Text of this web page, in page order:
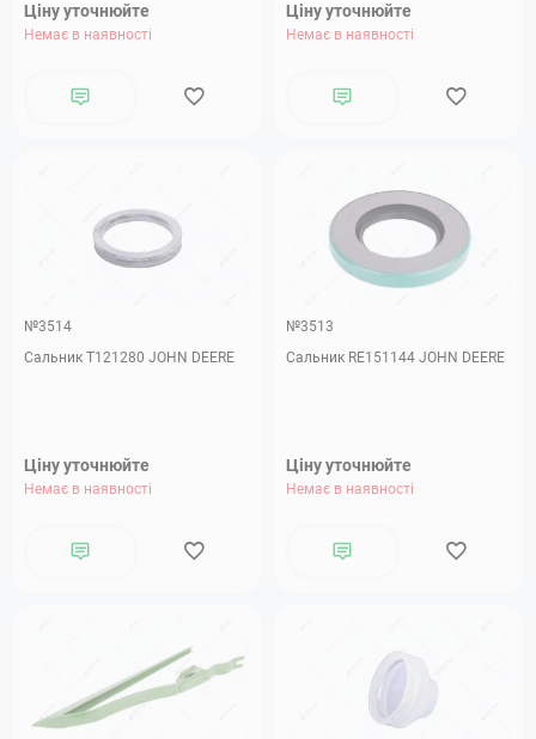
Ціну уточнюйте
Немає в наявності
Ціну уточнюйте
Немає в наявності
№3514
Сальник T121280 JOHN DEERE
Ціну уточнюйте
Немає в наявності
№3513
Сальник RE151144 JOHN DEERE
Ціну уточнюйте
Немає в наявності